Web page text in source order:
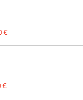
€
€